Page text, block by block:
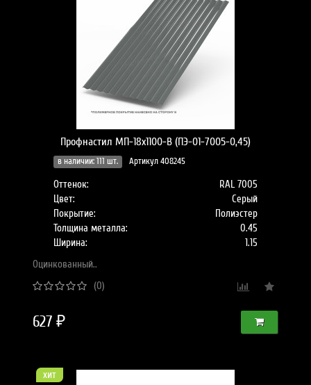
Профнастил МП-18x1100-B (ПЭ-01-7005-0,45)
в наличии: 111 шт. Артикул 408245
Оттенок:
RAL 7005
Цвет:
Серый
Покрытие:
Полиэстер
Толщина металла:
0.45
Ширина:
1.15
Оцинкованный..
(0)
627 ₽
хит